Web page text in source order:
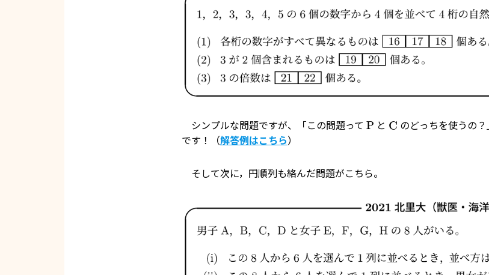
シンプルな問題ですが、「この問題ってP と C のどっちを使うの
です！（解答例はこちら）
そして次に，円順列も絡んだ問題がこちら。